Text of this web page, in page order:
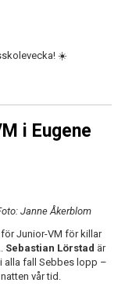
☀️
i Eugene
Janne Åkerblom
Junior-VM för killar
Sebastian Lörstad är
alla fall Sebbes lopp –
vår tid.